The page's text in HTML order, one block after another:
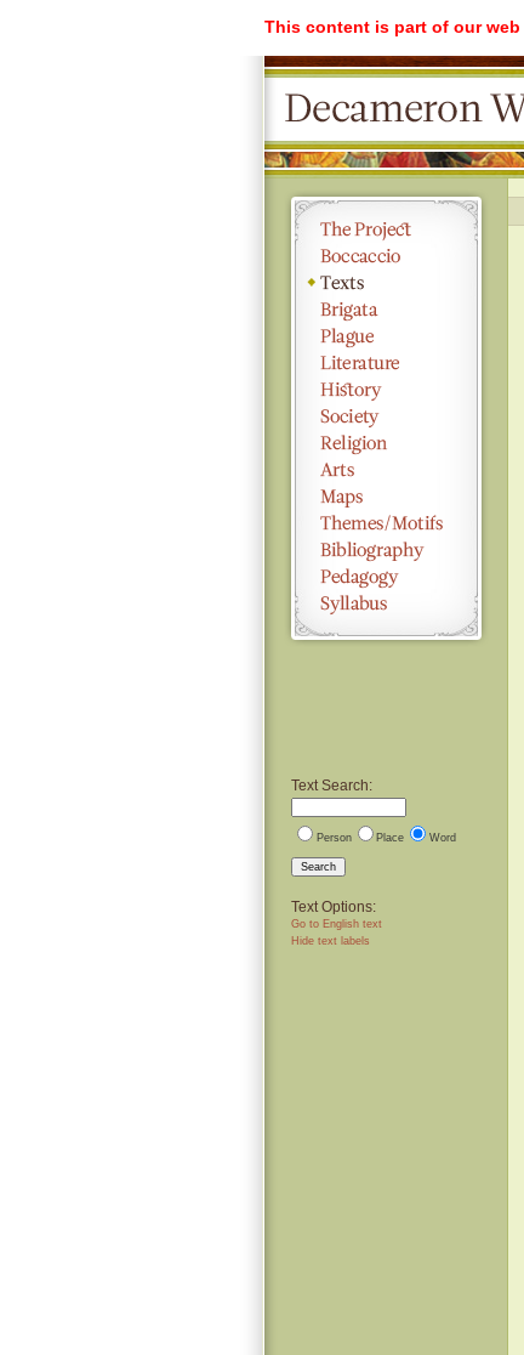
This content is part of our
Text Search:
Person Place Word
Search
Text Options:
Go to English text
Hide text labels